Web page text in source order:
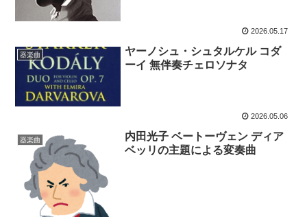
2026.05.17
器楽曲
ヤーノシュ・シュタルケル コダ
ーイ 無伴奏チェロソナタ
2026.05.06
器楽曲
内田光子 ベートーヴェン ディア
ベッリの主題による変奏曲